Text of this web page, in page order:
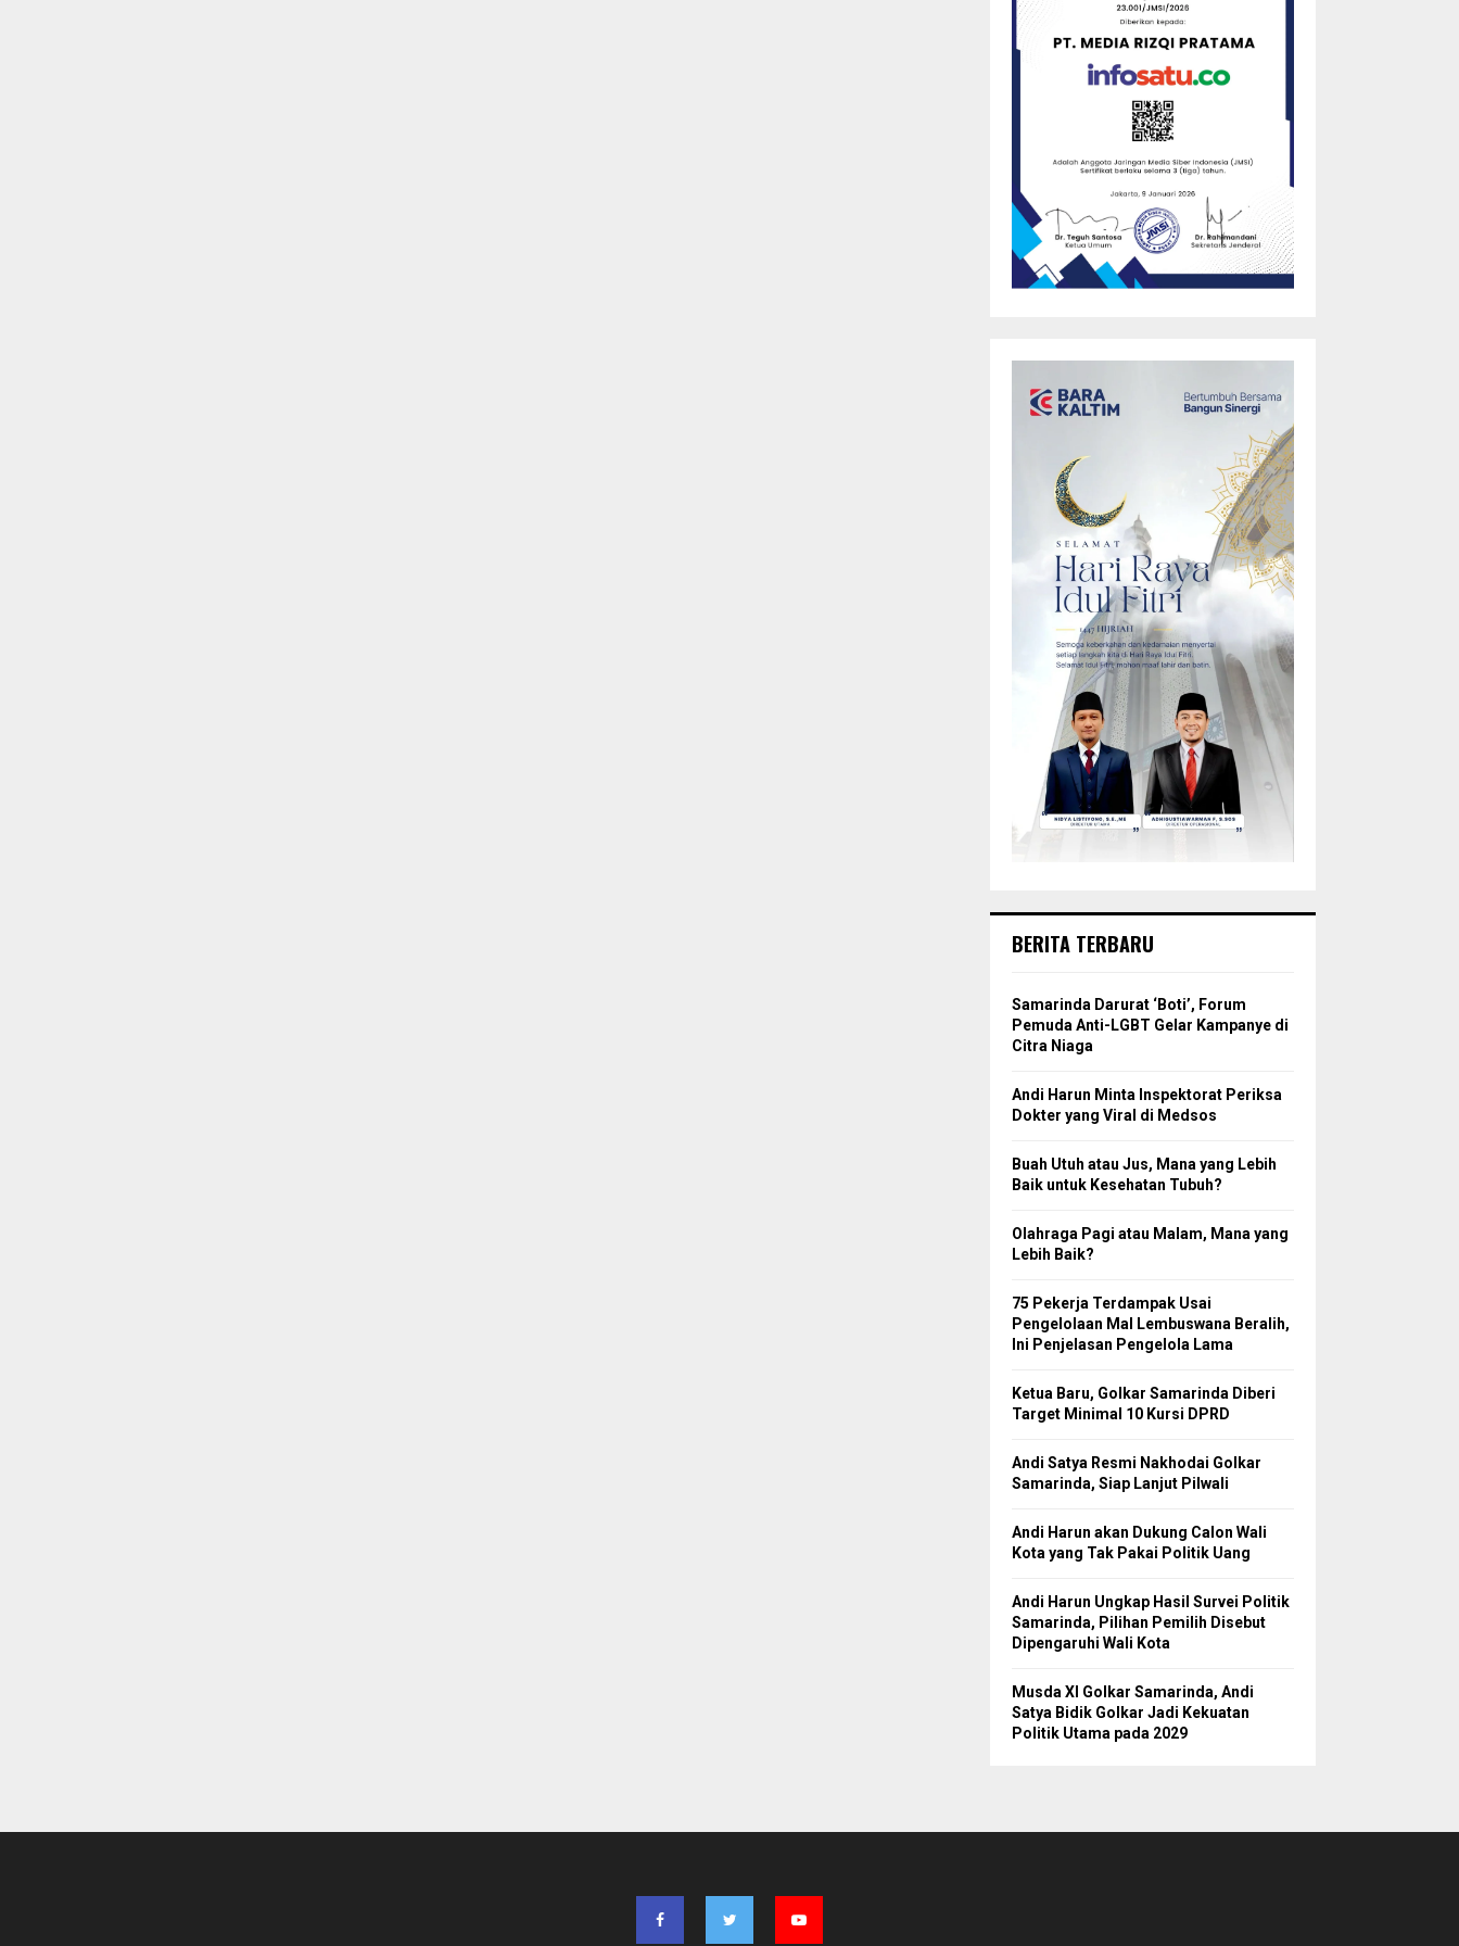
BERITA TERBARU
Samarinda Darurat ‘Boti’, Forum
Pemuda Anti-LGBT Gelar Kampanye di
Citra Niaga
Andi Harun Minta Inspektorat Periksa
Dokter yang Viral di Medsos
Buah Utuh atau Jus, Mana yang Lebih
Baik untuk Kesehatan Tubuh?
Olahraga Pagi atau Malam, Mana yang
Lebih Baik?
75 Pekerja Terdampak Usai
Pengelolaan Mal Lembuswana Beralih,
Ini Penjelasan Pengelola Lama
Ketua Baru, Golkar Samarinda Diberi
Target Minimal 10 Kursi DPRD
Andi Satya Resmi Nakhodai Golkar
Samarinda, Siap Lanjut Pilwali
Andi Harun akan Dukung Calon Wali
Kota yang Tak Pakai Politik Uang
Andi Harun Ungkap Hasil Survei Politik
Samarinda, Pilihan Pemilih Disebut
Dipengaruhi Wali Kota
Musda XI Golkar Samarinda, Andi
Satya Bidik Golkar Jadi Kekuatan
Politik Utama pada 2029